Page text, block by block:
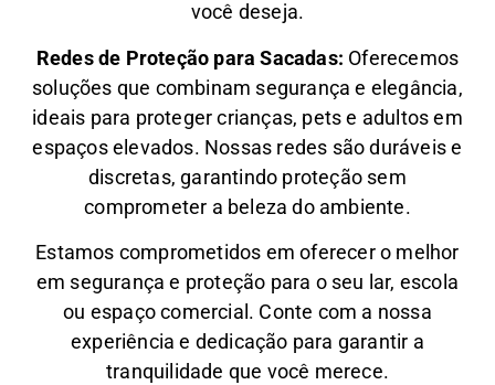
você deseja.
Redes de Proteção para Sacadas: Oferecemos
soluções que combinam segurança e elegância,
ideais para proteger crianças, pets e adultos em
espaços elevados. Nossas redes são duráveis e
discretas, garantindo proteção sem
comprometer a beleza do ambiente.
Estamos comprometidos em oferecer o melhor
em segurança e proteção para o seu lar, escola
ou espaço comercial. Conte com a nossa
experiência e dedicação para garantir a
tranquilidade que você merece.